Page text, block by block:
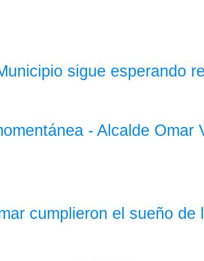
sigue esperando
- Alcalde
cumplieron el sueño de